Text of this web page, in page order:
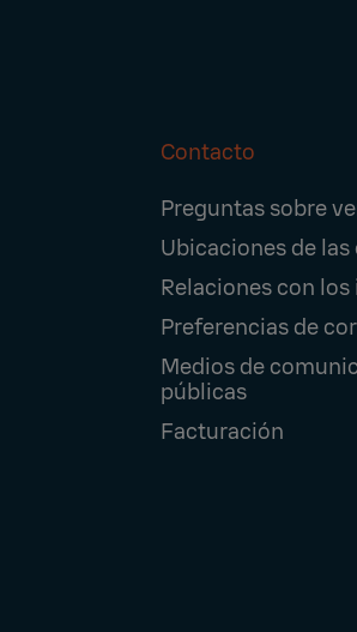
Footer
Contacto
Preguntas sobre
Ubicaciones de
Relaciones con
Preferencias de
Medios de
públicas
Facturación